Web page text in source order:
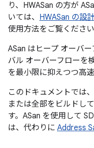
り、HWASan の方が
いては、 HWASan の設
使用方法をご覧ください
ASan はヒープ オーバ
バル オーバーフローを
を最小限に抑えつつ高速
このドキュメントでは
または全部をビルドし
す。ASan を使用して
は、代わりに Address